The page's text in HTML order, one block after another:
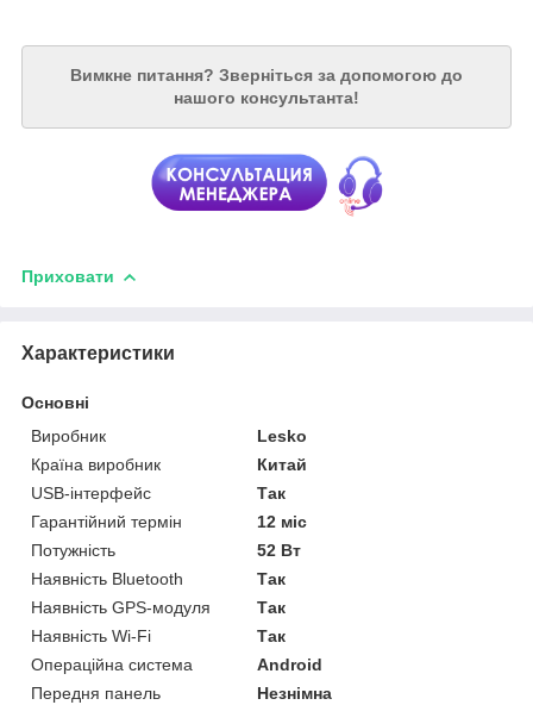
Вимкне питання? Зверніться за допомогою до
нашого консультанта!
Приховати
Характеристики
Основні
Виробник
Lesko
Країна виробник
Китай
USB-інтерфейс
Так
Гарантійний термін
12 міс
Потужність
52 Вт
Наявність Bluetooth
Так
Наявність GPS-модуля
Так
Наявність Wi-Fi
Так
Операційна система
Android
Передня панель
Незнімна